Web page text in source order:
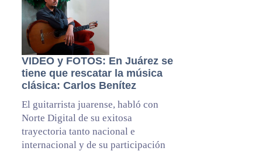
VIDEO y FOTOS: En Juárez se
tiene que rescatar la música
clásica: Carlos Benítez
El guitarrista juarense, habló con
Norte Digital de su exitosa
trayectoria tanto nacional e
internacional y de su participación